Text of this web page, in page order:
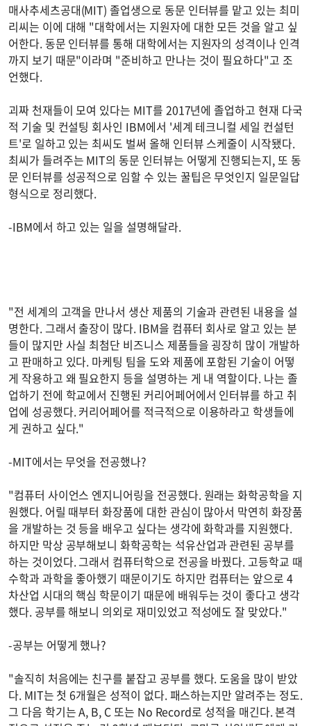
매사추세츠공대(MIT) 졸업생으로 동문 인터뷰를 맡고 있는 최미
리씨는 이에 대해 "대학에서는 지원자에 대한 모든 것을 알고 싶
어한다. 동문 인터뷰를 통해 대학에서는 지원자의 성격이나 인격
까지 보기 때문"이라며 "준비하고 만나는 것이 필요하다"고 조
언했다.
괴짜 천재들이 모여 있다는 MIT를 2017년에 졸업하고 현재 다국
적 기술 및 컨설팅 회사인 IBM에서 '세계 테크니컬 세일 컨설턴
트'로 일하고 있는 최씨도 벌써 올해 인터뷰 스케줄이 시작됐다.
최씨가 들려주는 MIT의 동문 인터뷰는 어떻게 진행되는지, 또 동
문 인터뷰를 성공적으로 임할 수 있는 꿀팁은 무엇인지 일문일답
형식으로 정리했다.
-IBM에서 하고 있는 일을 설명해달라.
"전 세계의 고객을 만나서 생산 제품의 기술과 관련된 내용을 설
명한다. 그래서 출장이 많다. IBM을 컴퓨터 회사로 알고 있는 분
들이 많지만 사실 최첨단 비즈니스 제품들을 굉장히 많이 개발하
고 판매하고 있다. 마케팅 팀을 도와 제품에 포함된 기술이 어떻
게 작용하고 왜 필요한지 등을 설명하는 게 내 역할이다. 나는 졸
업하기 전에 학교에서 진행된 커리어페어에서 인터뷰를 하고 취
업에 성공했다. 커리어페어를 적극적으로 이용하라고 학생들에
게 권하고 싶다."
-MIT에서는 무엇을 전공했나?
"컴퓨터 사이언스 엔지니어링을 전공했다. 원래는 화학공학을 지
원했다. 어릴 때부터 화장품에 대한 관심이 많아서 막연히 화장품
을 개발하는 것 등을 배우고 싶다는 생각에 화학과를 지원했다.
하지만 막상 공부해보니 화학공학는 석유산업과 관련된 공부를
하는 것이었다. 그래서 컴퓨터학으로 전공을 바꿨다. 고등학교 때
수학과 과학을 좋아했기 때문이기도 하지만 컴퓨터는 앞으로 4
차산업 시대의 핵심 학문이기 때문에 배워두는 것이 좋다고 생각
했다. 공부를 해보니 의외로 재미있었고 적성에도 잘 맞았다."
-공부는 어떻게 했나?
"솔직히 처음에는 친구를 붙잡고 공부를 했다. 도움을 많이 받았
다. MIT는 첫 6개월은 성적이 없다. 패스하는지만 알려주는 정도.
그 다음 학기는 A, B, C 또는 No Record로 성적을 매긴다. 본격